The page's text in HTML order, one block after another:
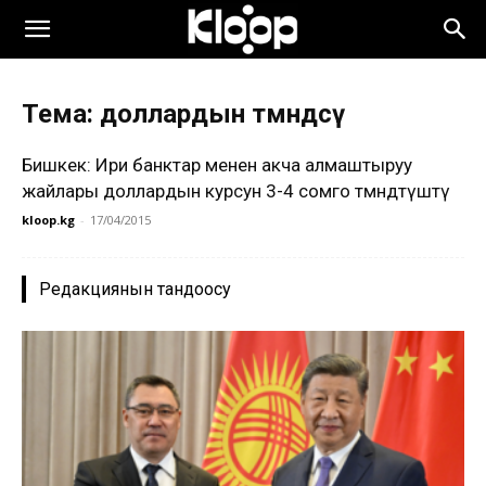
Тема: доллардын төмөндөөсү
Бишкек: Ири банктар менен акча алмаштыруу
жайлары доллардын курсун 3-4 сомго төмөндөтүштү
kloop.kg - 17/04/2015
Редакциянын тандоосу